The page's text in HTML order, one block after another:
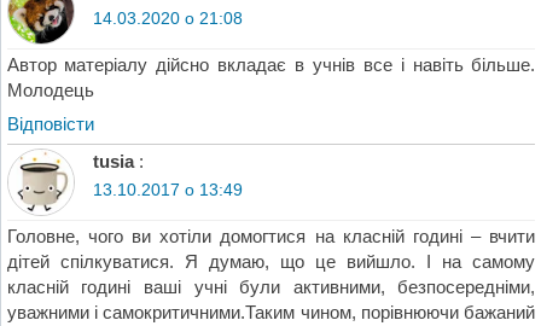
14.03.2020 о 21:08
Автор матеріалу дійсно вкладає в учнів все і навіть більше.
Молодець
Відповіcти
tusia :
13.10.2017 о 13:49
Головне, чого ви хотіли домогтися на класній годині – вчити
дітей спілкуватися. Я думаю, що це вийшло. І на самому
класній годині ваші учні були активними, безпосередніми,
уважними і самокритичними.Таким чином, порівнюючи бажаний